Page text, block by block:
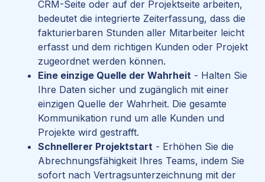
CRM-Seite oder auf der Projektseite arbeiten,
bedeutet die integrierte Zeiterfassung, dass die
fakturierbaren Stunden aller Mitarbeiter leicht
erfasst und dem richtigen Kunden oder Projekt
zugeordnet werden können.
Eine einzige Quelle der Wahrheit - Halten Sie
Ihre Daten sicher und zugänglich mit einer
einzigen Quelle der Wahrheit. Die gesamte
Kommunikation rund um alle Kunden und
Projekte wird gestrafft.
Schnellerer Projektstart - Erhöhen Sie die
Abrechnungsfähigkeit Ihres Teams, indem Sie
sofort nach Vertragsunterzeichnung mit der